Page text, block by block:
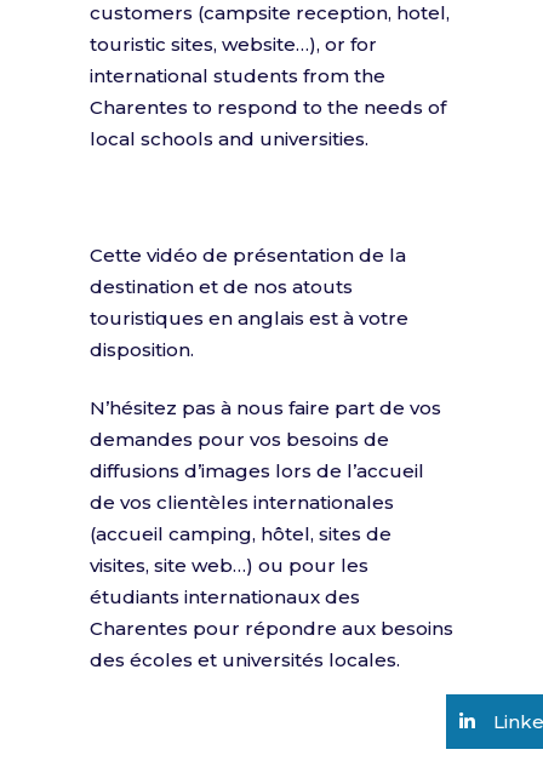
customers (campsite reception, hotel,
touristic sites, website…), or for
international students from the
Charentes to respond to the needs of
local schools and universities.
Cette vidéo de présentation de la
destination et de nos atouts
touristiques en anglais est à votre
disposition.
N’hésitez pas à nous faire part de vos
demandes pour vos besoins de
diffusions d’images lors de l’accueil
de vos clientèles internationales
(accueil camping, hôtel, sites de
visites, site web…) ou pour les
étudiants internationaux des
Charentes pour répondre aux besoins
des écoles et universités locales.